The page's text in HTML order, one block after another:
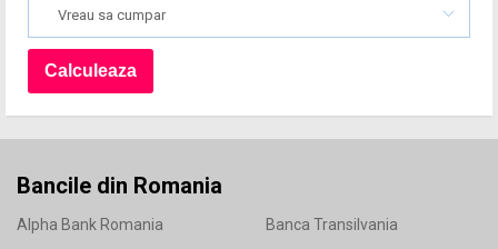
Vreau sa cumpar
Bancile din Romania
Alpha Bank Romania
Banca Transilvania